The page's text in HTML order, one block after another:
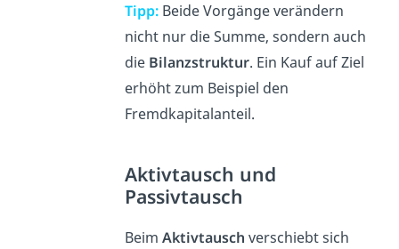
Tipp: Beide Vorgänge verändern
nicht nur die Summe, sondern auch
die Bilanzstruktur. Ein Kauf auf Ziel
erhöht zum Beispiel den
Fremdkapitalanteil.
Aktivtausch und
Passivtausch
BeimAktivtausch verschiebt sich